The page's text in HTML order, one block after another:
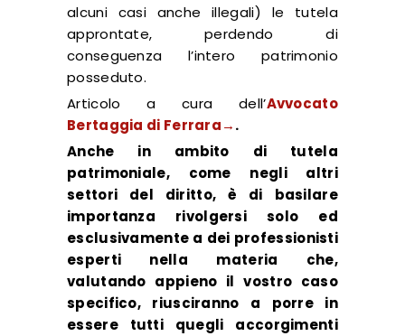
alcuni casi anche illegali) le tutela
approntate, perdendo di
conseguenza l’intero patrimonio
posseduto.
Articolo a cura dell’Avvocato
Bertaggia di Ferrara→.
Anche in ambito di tutela
patrimoniale, come negli altri
settori del diritto, è di basilare
importanza rivolgersi solo ed
esclusivamente a dei professionisti
esperti nella materia che,
valutando appieno il vostro caso
specifico, riusciranno a porre in
essere tutti quegli accorgimenti